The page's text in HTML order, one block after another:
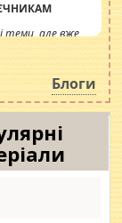
теми, але вже
інсенуації
Блоги